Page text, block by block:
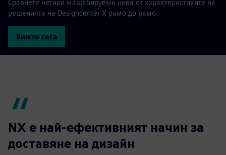
Сравнете четири мащабируеми нива от характеристиките на
решенията на Designcenter X рамо до рамо.
Вижте сега
NX е най-ефективният начин за
доставяне на дизайн